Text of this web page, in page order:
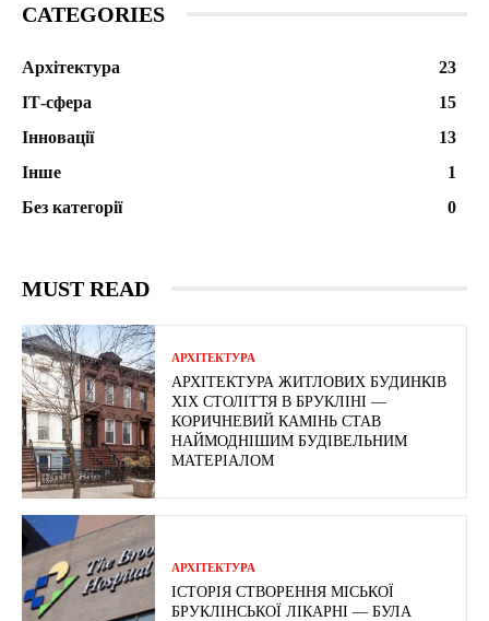
CATEGORIES
Архітектура
23
ІТ-сфера
15
Інновації
13
Інше
1
Без категорії
0
MUST READ
АРХІТЕКТУРА
АРХІТЕКТУРА ЖИТЛОВИХ БУДИНКІВ
ХІХ СТОЛІТТЯ В БРУКЛІНІ —
КОРИЧНЕВИЙ КАМІНЬ СТАВ
НАЙМОДНІШИМ БУДІВЕЛЬНИМ
МАТЕРІАЛОМ
АРХІТЕКТУРА
ІСТОРІЯ СТВОРЕННЯ МІСЬКОЇ
БРУКЛІНСЬКОЇ ЛІКАРНІ — БУЛА